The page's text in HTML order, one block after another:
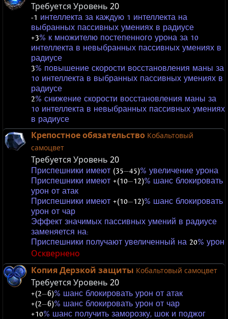
Требуется Уровень 20
-1 интеллекта за каждую 1 интеллекта на
выбранных пассивных умениях в радиусе
+3% к множителю постепенного урона за 10
интеллекта в невыбранных пассивных умениях в
радиусе
3% повышение скорости восстановления маны за
10 интеллекта в выбранных пассивных умениях в
радиусе
2% снижение скорости восстановления маны за
10 интеллекта в невыбранных пассивных умениях
в радиусе
Крепостное обязательство Кобальтовый
самоцвет
Требуется Уровень 20
Приспешники имеют (35—45)% увеличение урона
Приспешники имеют +(10—12)% шанс блокировать
урон от атак
Приспешники имеют +(10—12)% шанс блокировать
урон от чар
Эффект значимых пассивных умений в радиусе
заменяется на:
Приспешники получают увеличенный на 20% урон
Осквернено
Копия Дерзкой защиты Кобальтовый самоцвет
Требуется Уровень 20
+(2—6)% шанс блокировать урон от атак
+(2—6)% шанс блокировать урон от чар
+10% шанс получить заморозку, шок и поджог